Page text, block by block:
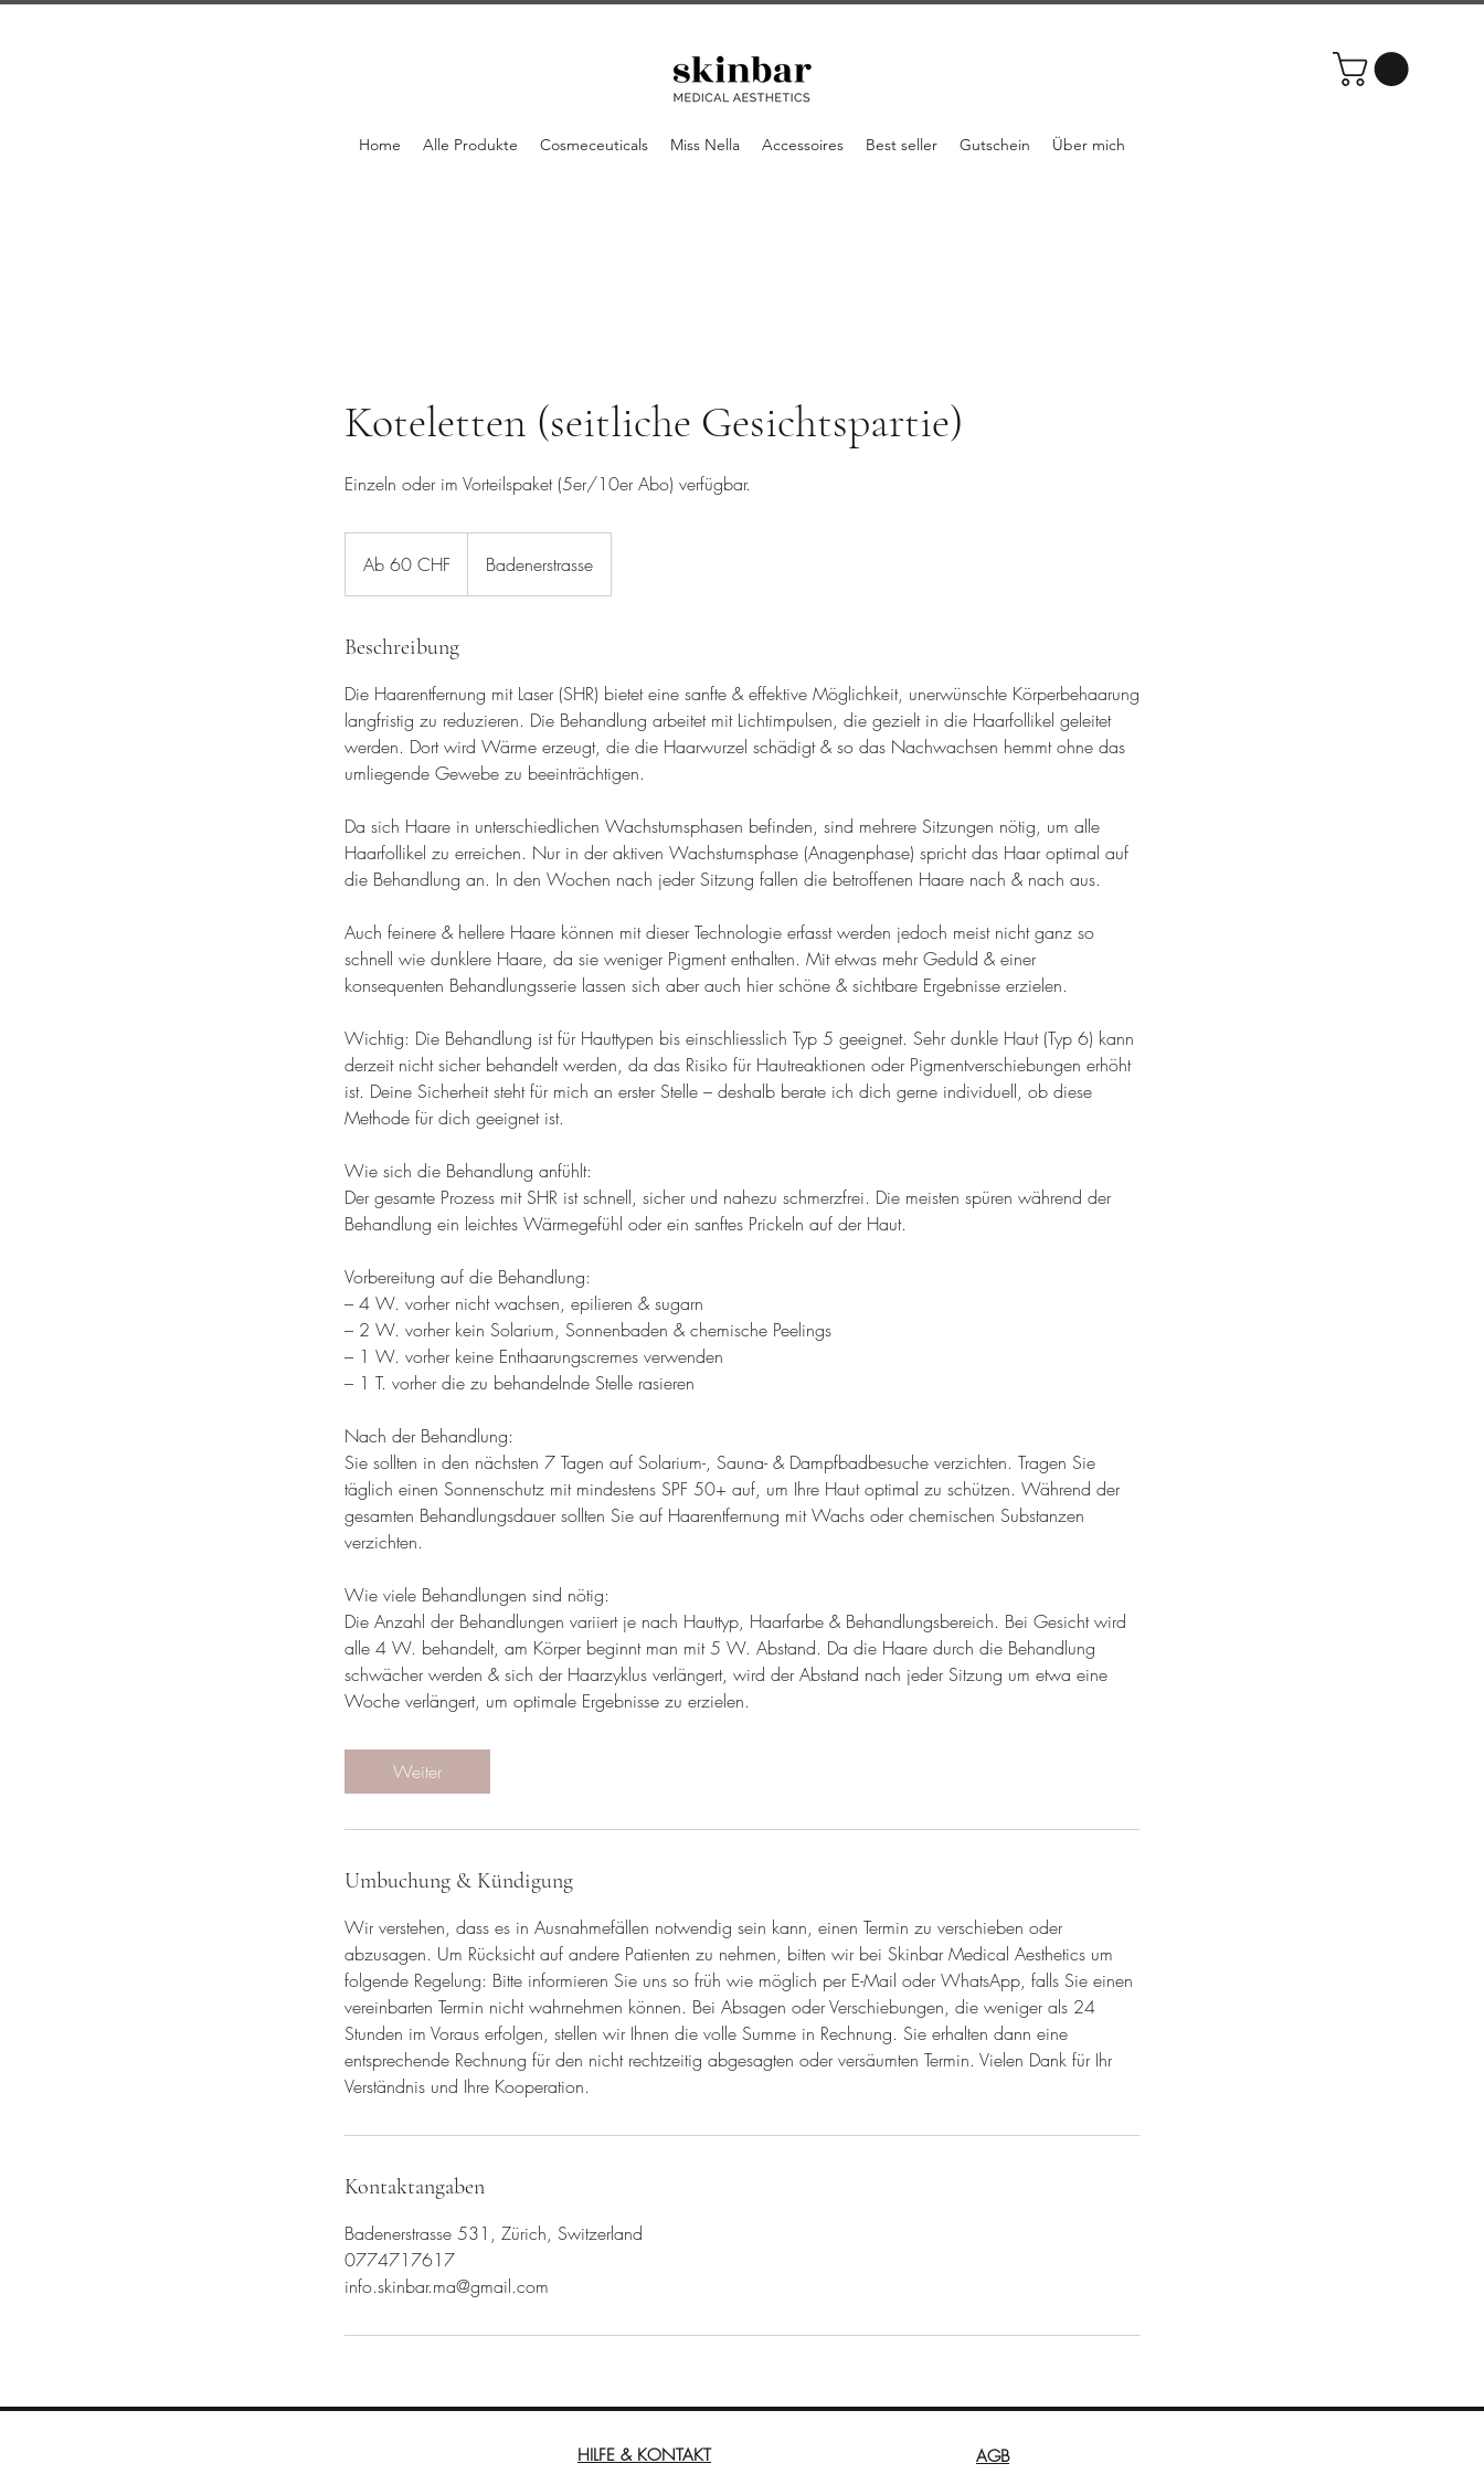
Home Alle Produkte Cosmeceuticals Miss Nella Accessoires Best seller Gutschein Über mich
Koteletten (seitliche Gesichtspartie)
Einzeln oder im Vorteilspaket (5er/10er Abo) verfügbar.
Schweizer
Ab 60 CHF Badenerstrasse
Beschreibung
Die Haarentfernung mit Laser (SHR) bietet eine sanfte & effektive Möglichkeit, unerwünschte Körperbehaarung
langfristig zu reduzieren. Die Behandlung arbeitet mit Lichtimpulsen, die gezielt in die Haarfollikel geleitet
werden. Dort wird Wärme erzeugt, die die Haarwurzel schädigt & so das Nachwachsen hemmt ohne das
umliegende Gewebe zu beeinträchtigen.
Da sich Haare in unterschiedlichen Wachstumsphasen befinden, sind mehrere Sitzungen nötig, um alle
Haarfollikel zu erreichen. Nur in der aktiven Wachstumsphase (Anagenphase) spricht das Haar optimal auf
die Behandlung an. In den Wochen nach jeder Sitzung fallen die betroffenen Haare nach & nach aus.
Auch feinere & hellere Haare können mit dieser Technologie erfasst werden jedoch meist nicht ganz so
schnell wie dunklere Haare, da sie weniger Pigment enthalten. Mit etwas mehr Geduld & einer
konsequenten Behandlungsserie lassen sich aber auch hier schöne & sichtbare Ergebnisse erzielen.
Wichtig: Die Behandlung ist für Hauttypen bis einschliesslich Typ 5 geeignet. Sehr dunkle Haut (Typ 6) kann
derzeit nicht sicher behandelt werden, da das Risiko für Hautreaktionen oder Pigmentverschiebungen erhöht
ist. Deine Sicherheit steht für mich an erster Stelle – deshalb berate ich dich gerne individuell, ob diese
Methode für dich geeignet ist.
Wie sich die Behandlung anfühlt:
Der gesamte Prozess mit SHR ist schnell, sicher und nahezu schmerzfrei. Die meisten spüren während der
Behandlung ein leichtes Wärmegefühl oder ein sanftes Prickeln auf der Haut.
Vorbereitung auf die Behandlung:
– 4 W. vorher nicht wachsen, epilieren & sugarn
– 2 W. vorher kein Solarium, Sonnenbaden & chemische Peelings
– 1 W. vorher keine Enthaarungscremes verwenden
– 1 T. vorher die zu behandelnde Stelle rasieren
Nach der Behandlung:
Sie sollten in den nächsten 7 Tagen auf Solarium-, Sauna- & Dampfbadbesuche verzichten. Tragen Sie
täglich einen Sonnenschutz mit mindestens SPF 50+ auf, um Ihre Haut optimal zu schützen. Während der
gesamten Behandlungsdauer sollten Sie auf Haarentfernung mit Wachs oder chemischen Substanzen
verzichten.
Wie viele Behandlungen sind nötig:
Die Anzahl der Behandlungen variiert je nach Hauttyp, Haarfarbe & Behandlungsbereich. Bei Gesicht wird
alle 4 W. behandelt, am Körper beginnt man mit 5 W. Abstand. Da die Haare durch die Behandlung
schwächer werden & sich der Haarzyklus verlängert, wird der Abstand nach jeder Sitzung um etwa eine
Woche verlängert, um optimale Ergebnisse zu erzielen.
Weiter
Umbuchung & Kündigung
Wir verstehen, dass es in Ausnahmefällen notwendig sein kann, einen Termin zu verschieben oder
abzusagen. Um Rücksicht auf andere Patienten zu nehmen, bitten wir bei Skinbar Medical Aesthetics um
folgende Regelung: Bitte informieren Sie uns so früh wie möglich per E-Mail oder WhatsApp, falls Sie einen
vereinbarten Termin nicht wahrnehmen können. Bei Absagen oder Verschiebungen, die weniger als 24
Stunden im Voraus erfolgen, stellen wir Ihnen die volle Summe in Rechnung. Sie erhalten dann eine
entsprechende Rechnung für den nicht rechtzeitig abgesagten oder versäumten Termin. Vielen Dank für Ihr
Verständnis und Ihre Kooperation.
Kontaktangaben
Badenerstrasse 531, Zürich, Switzerland
0774717617
info.skinbar.ma@gmail.com
HILFE & KONTAKT AGB